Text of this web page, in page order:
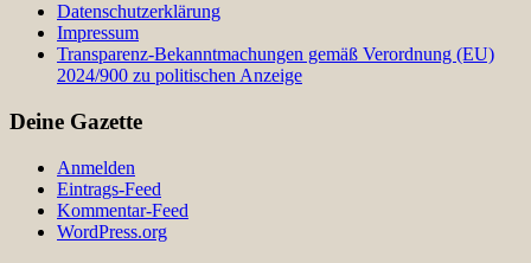
Datenschutzerklärung
Impressum
Transparenz-Bekanntmachungen gemäß Verordnung (EU)
2024/900 zu politischen Anzeige
Deine Gazette
Anmelden
Eintrags-Feed
Kommentar-Feed
WordPress.org